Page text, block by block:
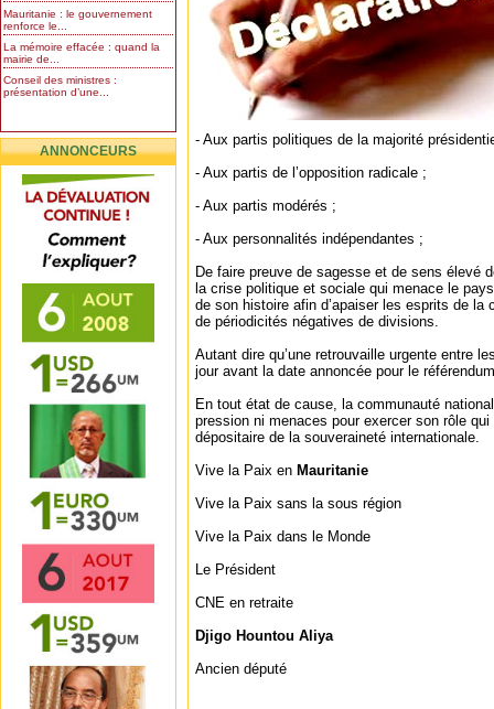
Mauritanie : le gouvernement
renforce le...
La mémoire effacée : quand la
mairie de...
Conseil des ministres :
présentation d’une...
ANNONCEURS
- Aux partis politiques de la majorité
- Aux partis de l’opposition radicale ;
- Aux partis modérés ;
- Aux personnalités indépendantes ;
De faire preuve de sagesse et de sens élevé
la crise politique et sociale qui menace le
de son histoire afin d’apaiser les esprits de la
de périodicités négatives de divisions.
Autant dire qu’une retrouvaille urgente entre
jour avant la date annoncée pour le
En tout état de cause, la communauté
pression ni menaces pour exercer son rôle
dépositaire de la souveraineté internationale.
Vive la Paix en Mauritanie
Vive la Paix sans la sous région
Vive la Paix dans le Monde
Le Président
CNE en retraite
Djigo Hountou Aliya
Ancien député